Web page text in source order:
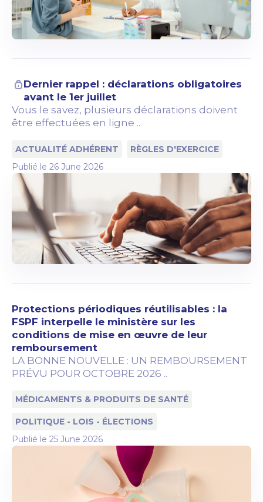
Dernier rappel : déclarations obligatoires
avant le 1er juillet
Vous le savez, plusieurs déclarations doivent
être effectuées en ligne ..
ACTUALITÉ ADHÉRENT
RÈGLES D'EXERCICE
Publié le 26 June 2026
Protections périodiques réutilisables : la
FSPF interpelle le ministère sur les
conditions de mise en œuvre de leur
remboursement
LA BONNE NOUVELLE : UN REMBOURSEMENT
PRÉVU POUR OCTOBRE 2026 ..
MÉDICAMENTS & PRODUITS DE SANTÉ
POLITIQUE - LOIS - ÉLECTIONS
Publié le 25 June 2026